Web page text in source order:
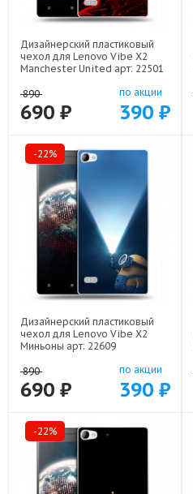
Дизайнерский пластиковый
чехол для Lenovo Vibe X2
Manchester United арт: 22501
890
690 ₽
по акции
390 ₽
-22%
Дизайнерский пластиковый
чехол для Lenovo Vibe X2
Миньоны арт: 22609
890
690 ₽
по акции
390 ₽
-22%